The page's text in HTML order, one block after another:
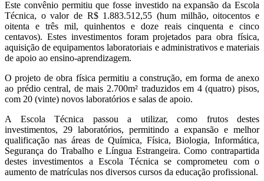
Este convênio permitiu que fosse investido na expansão da Escola
Técnica, o valor de R$ 1.883.512,55 (hum milhão, oitocentos e
oitenta e três mil, quinhentos e doze reais cinquenta e cinco
centavos). Estes investimentos foram projetados para obra física,
aquisição de equipamentos laboratoriais e administrativos e materiais
de apoio ao ensino-aprendizagem.
O projeto de obra física permitiu a construção, em forma de anexo
ao prédio central, de mais 2.700m² traduzidos em 4 (quatro) pisos,
com 20 (vinte) novos laboratórios e salas de apoio.
A Escola Técnica passou a utilizar, como frutos destes
investimentos, 29 laboratórios, permitindo a expansão e melhor
qualificação nas áreas de Química, Física, Biologia, Informática,
Segurança do Trabalho e Língua Estrangeira. Como contrapartida
destes investimentos a Escola Técnica se comprometeu com o
aumento de matrículas nos diversos cursos da educação profissional.